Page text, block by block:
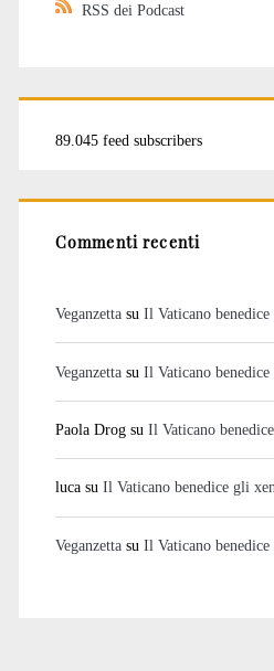
RSS dei Podcast
89.045 feed subscribers
Commenti recenti
Veganzettasu Il Vaticano
Veganzettasu Il Vaticano
Paola Drogsu Il Vaticano
lucasu Il Vaticano benedice gli
Veganzettasu Il Vaticano